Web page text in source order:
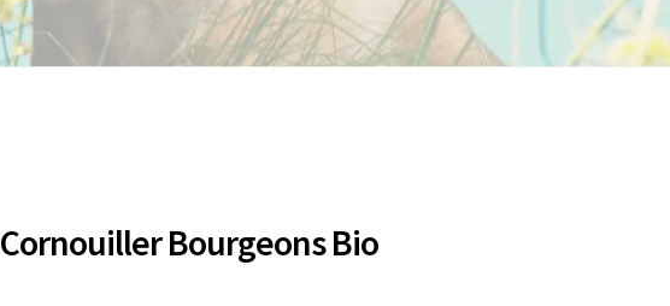
Cornouiller Bourgeons Bio